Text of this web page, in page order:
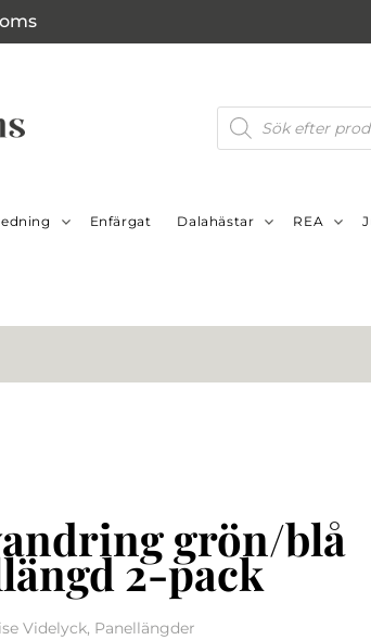
Produktsökning
Enfärgat Dalahästar REA
grön/blå
2-pack
Videlyck, Panellängder